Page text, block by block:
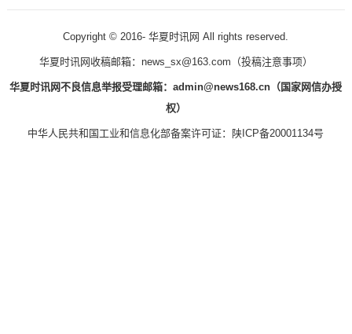
Copyright © 2016- 华夏时讯网 All rights reserved.
华夏时讯网收稿邮箱：news_sx@163.com（投稿注意事项）
华夏时讯网不良信息举报受理邮箱：admin@news168.cn（国家网信办授
权）
中华人民共和国工业和信息化部备案许可证： 陕ICP备20001134号